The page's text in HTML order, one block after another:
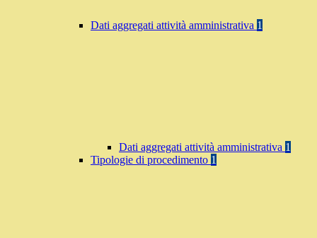
Dati aggregati attività amministrativa 1
Dati aggregati attività amministrativa 1
Tipologie di procedimento 1